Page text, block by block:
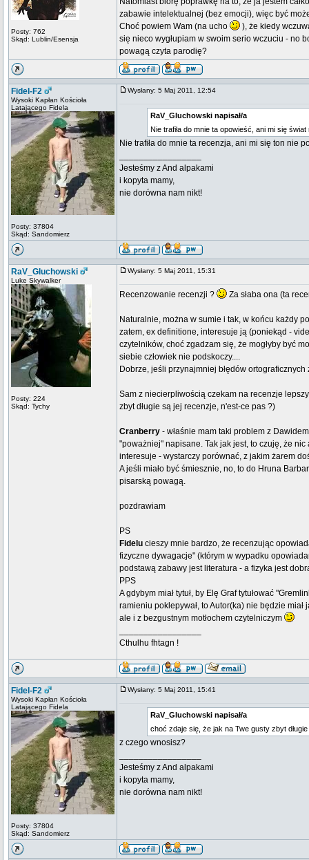
Posty: 762
Skąd: Lublin/Esensja
zabawie intelektualnej (bez emocji), więc być
Choć powiem Wam (na ucho
), że kiedy
się nieco wygłupiam w swoim serio wczuciu - no
powagą czyta parodię?
Fidel-F2
Wysoki Kapłan Kościoła
Latającego Fidela
Posty: 37804
Skąd: Sandomierz
Wysłany: 5 Maj 2011, 12:54
RaV_Gluchowski napisał/a
Nie trafiła do mnie ta opowieść, ani mi się
Nie trafiła do mnie ta recenzja, ani mi się ton nie
Jesteśmy z And alpakami
i kopyta mamy,
nie dorówna nam nikt!
RaV_Gluchowski
Luke Skywalker
Posty: 224
Skąd: Tychy
Wysłany: 5 Maj 2011, 15:31
Recenzowanie recenzji ? Za słaba ona (ta
Naturalnie, można w sumie i tak, w końcu każdy
zatem, ex definitione, interesuje ją (poniekąd -
czytelników, choć zgadzam się, że mogłyby być
siebie człowiek nie podskoczy....
Dobrze, jeśli przynajmniej błędów
Sam z niecierpliwością czekam na recenzje
zbyt długie są jej recenzje, n'est-ce pas ?)
Cranberry - właśnie mam taki problem z
"poważniej" napisane. Tak jak jest, to czuję, że
interesuje - wystarczy porównać, z jakim żarem
A jeśli miało być śmiesznie, no, to do Hruna
pisarską powagą.
pozdrawiam
PS
Fidelu cieszy mnie bardzo, że recenzując
fizyczne dywagacje" (którym w wypadku
podstawą zabawy jest literatura - a fizyka jest
PPS
A gdybym miał tytuł, by Elę Graf tytułować
ramieniu poklepywał, to Autor(ka) nie będzie
ale i z bezgustnym motłochem czytelniczym
Cthulhu fhtagn !
Fidel-F2
Wysoki Kapłan Kościoła
Latającego Fidela
Posty: 37804
Skąd: Sandomierz
Wysłany: 5 Maj 2011, 15:41
RaV_Gluchowski napisał/a
choć zdaje się, że jak na Twe gusty zbyt
z czego wnosisz?
Jesteśmy z And alpakami
i kopyta mamy,
nie dorówna nam nikt!